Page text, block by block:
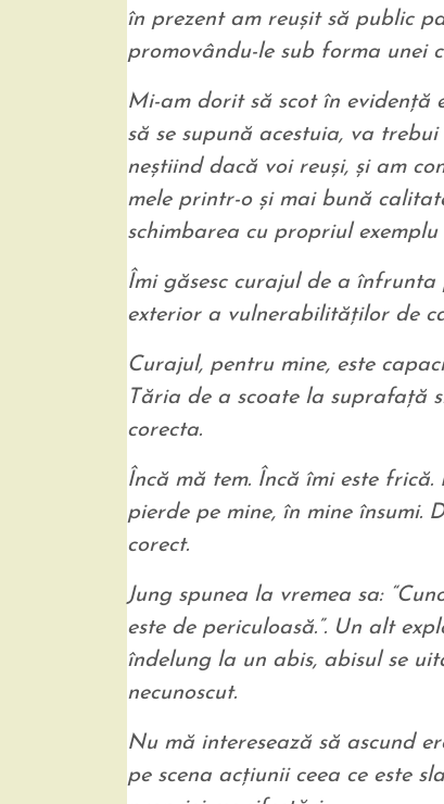
în prezent am reuşit să public
promovându-le sub forma unei
Mi-am dorit să scot în evidenţă
să se supună acestuia, va
neştiind dacă voi reuşi, şi am
mele printr-o şi mai bună
schimbarea cu propriul exemplu
Îmi găsesc curajul de a
exterior a vulnerabilităţilor de
Curajul, pentru mine, este
Tăria de a scoate la suprafaţă
corecta.
Încă mă tem. Încă îmi este
pierde pe mine, în mine însumi.
corect.
Jung spunea la vremea sa:
este de periculoasă.”. Un alt
îndelung la un abis, abisul se
necunoscut.
Nu mă interesează să ascund
pe scena acţiunii ceea ce este